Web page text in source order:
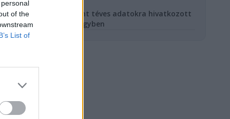
of the
List of
23 órával ezelőtt
Gajdos László szerint téves adatokra hivatkozott
Hadházy a MOHU ügyben